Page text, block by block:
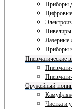
Приборы
Нивелиры
Лазерные
Приборы
Пневматические
Оружейный
Чистка и